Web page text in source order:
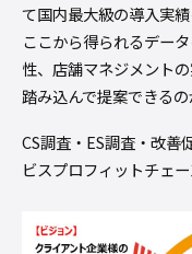
て国内最大級の導入実績
ここから得られるデー
性、店舗マネジメント
踏み込んで提案できるの
CS調査・ES調査・改善
ビスプロフィットチェ